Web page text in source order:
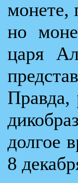
монете,
но
царя
Правда,
долгое
8